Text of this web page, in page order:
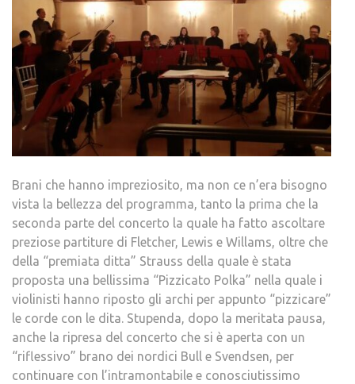
Brani che hanno impreziosito, ma non ce n’era bisogno
vista la bellezza del programma, tanto la prima che la
seconda parte del concerto la quale ha fatto ascoltare
preziose partiture di Fletcher, Lewis e Willams, oltre che
della “premiata ditta” Strauss della quale è stata
proposta una bellissima “Pizzicato Polka” nella quale i
violinisti hanno riposto gli archi per appunto “pizzicare”
le corde con le dita. Stupenda, dopo la meritata pausa,
anche la ripresa del concerto che si è aperta con un
“riflessivo” brano dei nordici Bull e Svendsen, per
continuare con l’intramontabile e conosciutissimo